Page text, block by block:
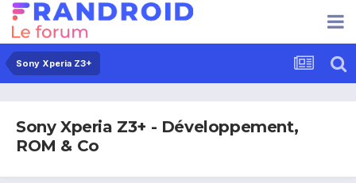
Sony Xperia Z3+
Sony Xperia Z3+ - Développement,
ROM & Co